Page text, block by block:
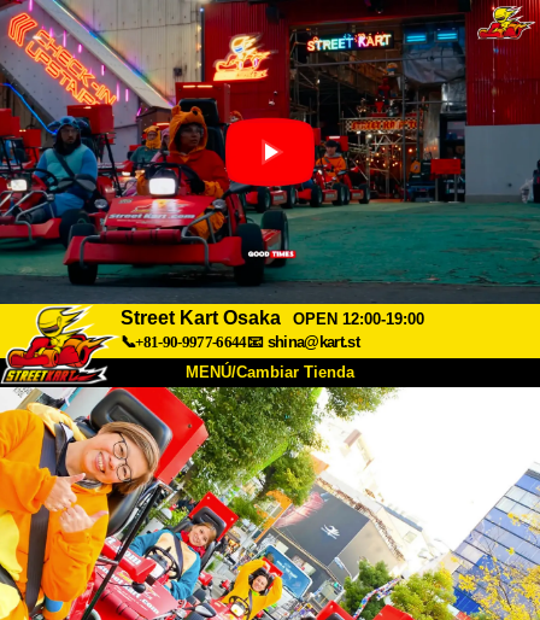
Street Kart Osaka
OPEN 12:00-19:00
📞+81-90-9977-6644📧 shina@kart.st
MENÚ/Cambiar Tienda
INICIO
Acerca de Especificaciones
Acceso Testimonios Preguntas Frecuentes
Empresa Reservas
Cambiar Tienda